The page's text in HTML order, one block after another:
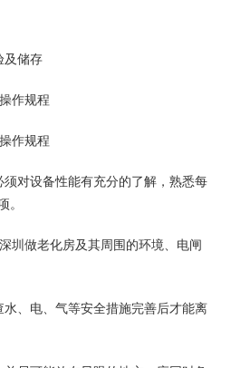
及储存
作规程
作规程
须对设备性能有充分的了解，熟悉每
。
圳做老化房及其周围的环境、电闸
水、电、气等安全措施完善后才能离